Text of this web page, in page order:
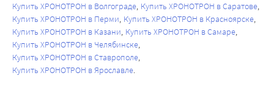
Купить ХРОНОТРОН в Волгограде Купить ХРОНОТРОН в Саратове
Купить ХРОНОТРОН в Перми Купить ХРОНОТРОН в Красноярске
Купить ХРОНОТРОН в Казани Купить ХРОНОТРОН в Самаре
Купить ХРОНОТРОН в Челябинске
Купить ХРОНОТРОН в Ставрополе
Купить ХРОНОТРОН в Ярославле